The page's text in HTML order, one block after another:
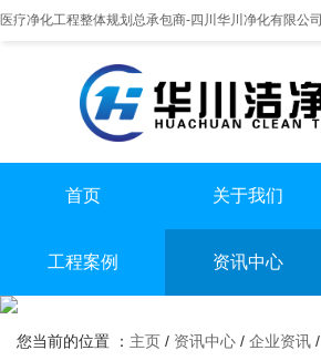
医疗净化工程整体规划总承包商-四川华川净化有限公司
提供实医疗净化整体解决方案
首页 关于我们
工程案例 资讯中心
您当前的位置 ： 主页 / 资讯中心 / 企业资讯 /